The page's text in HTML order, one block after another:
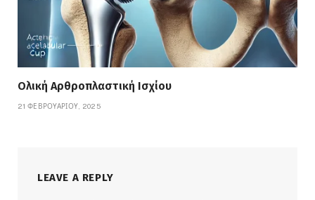
Ολική Αρθροπλαστική Ισχίου
21 ΦΕΒΡΟΥΑΡΊΟΥ, 2025
LEAVE A REPLY